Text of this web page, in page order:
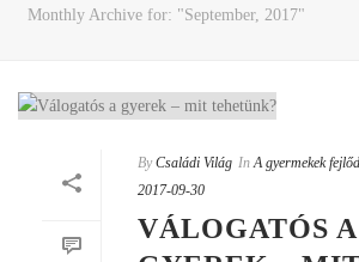
Monthly Archive for: "September, 2017"
By Családi Világ In A gyermekek
2017-09-30
VÁLOGATÓS A